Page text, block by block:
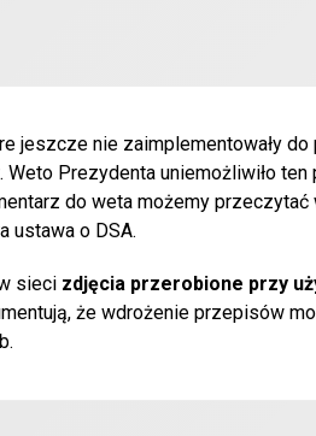
jeszcze nie zaimplementowały
Prezydenta uniemożliwiło ten
do weta możemy
ustawa o DSA.
sieci zdjęcia przerobione przy
że wdrożenie przepisów